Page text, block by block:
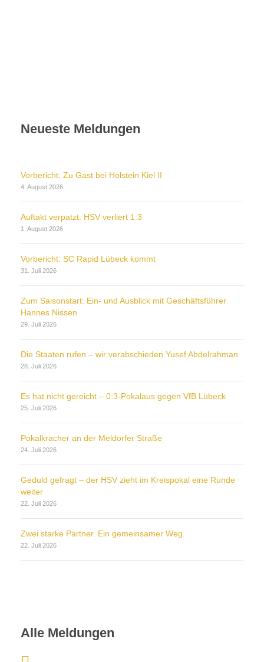
Neueste Meldungen
Vorbericht: Zu Gast bei Holstein Kiel II
4. August 2026
Auftakt verpatzt: HSV verliert 1:3
1. August 2026
Vorbericht: SC Rapid Lübeck kommt
31. Juli 2026
Zum Saisonstart: Ein- und Ausblick mit Geschäftsführer
Hannes Nissen
29. Juli 2026
Die Staaten rufen – wir verabschieden Yusef Abdelrahman
28. Juli 2026
Es hat nicht gereicht – 0:3-Pokalaus gegen VfB Lübeck
25. Juli 2026
Pokalkracher an der Meldorfer Straße
24. Juli 2026
Geduld gefragt – der HSV zieht im Kreispokal eine Runde
weiter
22. Juli 2026
Zwei starke Partner. Ein gemeinsamer Weg.
22. Juli 2026
Alle Meldungen